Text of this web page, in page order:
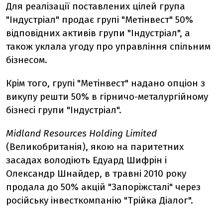
Для реалізації поставлених цілей група
"Індустріал" продає групі "Метінвест" 50%
відповідних активів групи "Індустріал", а
також уклала угоду про управління спільним
бізнесом.
Крім того, групі "Метінвест" надано опціон з
викупу решти 50% в гірничо-металургійному
бізнесі групи "Індустріал".
Midland Resources Holding Limited
(Великобританія), якою на паритетних
засадах володіють Едуард Шифрін і
Олександр Шнайдер, в травні 2010 року
продала до 50% акцій "Запоріжсталі" через
російську інвесткомпанію "Трійка Діалог".